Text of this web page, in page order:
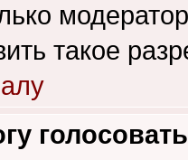
такое